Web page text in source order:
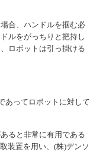
合、ハンドルを掴む必
ルをがっちりと把持し
ロボットは引っ掛ける
あってロボットに対して
ると非常に有用である
装置を用い、(株)デンソ